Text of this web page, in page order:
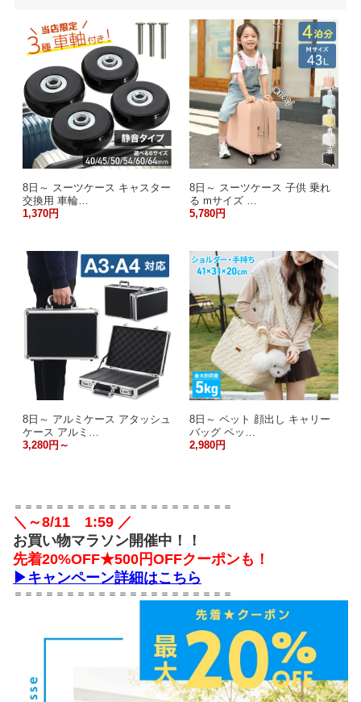
8日～ スーツケース キャスター
交換用 車輪…
1,370円
8日～ スーツケース 子供 乗れ
る mサイズ …
5,780円
8日～ アルミケース アタッシュ
ケース アルミ…
3,280円～
8日～ ペット 顔出し キャリー
バッグ ペッ…
2,980円
＝＝＝＝＝＝＝＝＝＝＝＝＝＝＝＝＝＝＝＝＝
＼～8/11 1:59 ／
お買い物マラソン開催中！！
先着20%OFF★500円OFFクーポンも！
▶キャンペーン詳細はこちら
＝＝＝＝＝＝＝＝＝＝＝＝＝＝＝＝＝＝＝＝＝